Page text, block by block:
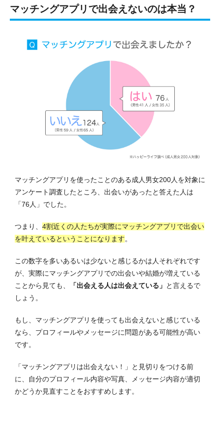
マッチングアプリで出会えないのは本当？
マッチングアプリを使ったことのある成人男女200人を対象に
アンケート調査したところ、出会いがあったと答えた人は
「76人」でした。
つまり、 4割近くの人たちが実際にマッチングアプリで出会い
を叶えているということになります。
この数字を多いあるいは少ないと感じるかは人それぞれです
が、実際にマッチングアプリでの出会いや結婚が増えている
ことから見ても、
「出会える人は出会えている」 と言えるで
しょう。
もし、マッチングアプリを使っても出会えないと感じている
なら、プロフィールやメッセージに問題がある可能性が高い
です。
「マッチングアプリは出会えない！」と見切りをつける前
に、自分のプロフィール内容や写真、メッセージ内容が適切
かどうか見直すことをおすすめします。